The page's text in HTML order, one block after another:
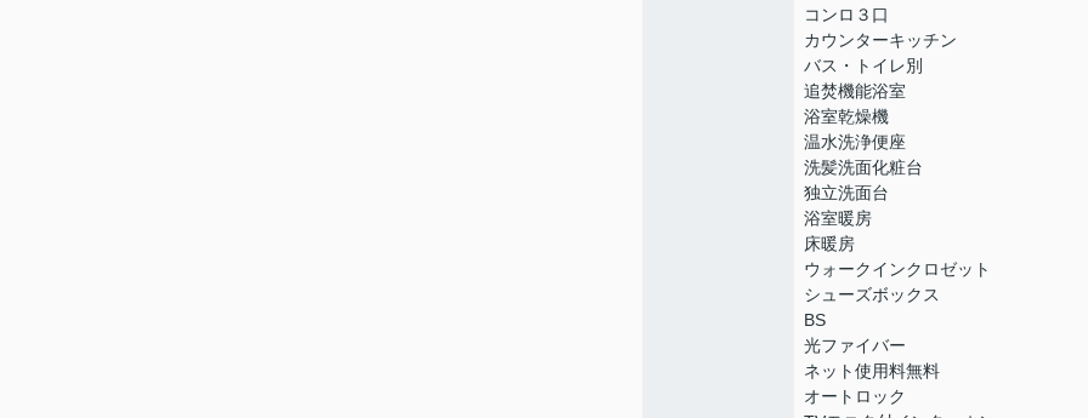
コンロ３口
カウンターキッチン
バス・トイレ別
追焚機能浴室
浴室乾燥機
温水洗浄便座
洗髪洗面化粧台
独立洗面台
浴室暖房
床暖房
ウォークインクロゼット
シューズボックス
BS
光ファイバー
ネット使用料無料
オートロック